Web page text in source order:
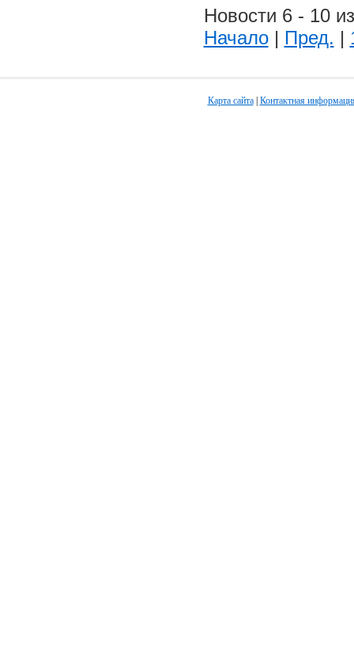
Новости 6 - 10
Начало| Пред. |
Карта сайта| Контактная